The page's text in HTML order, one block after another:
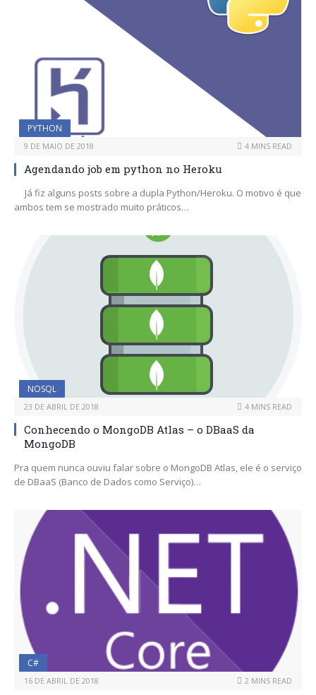
PYTHON
9 DE MAIO DE 2018 4 MINS READ
Agendando job em python no Heroku
Já fiz alguns posts sobre a dupla Python/Heroku. O motivo é que
ambos tem se mostrado muito práticos…
NOSQL
23 DE ABRIL DE 2018 4 MINS READ
Conhecendo o MongoDB Atlas – o DBaaS da
MongoDB
Pra quem nunca ouviu falar sobre o MongoDB Atlas, ele é o serviço
de DBaaS (Banco de Dados como Serviço)…
C#
16 DE ABRIL DE 2018 2 MINS READ